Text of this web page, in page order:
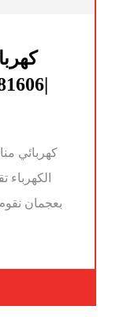
|0545681606| اعمال الكهرباء
بعجمان